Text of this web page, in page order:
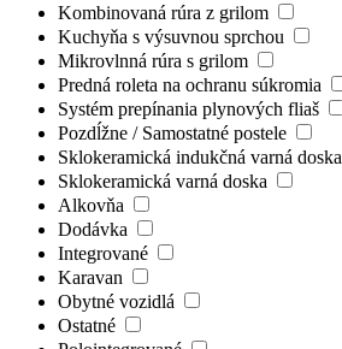
Kombinovaná rúra z grilom
Kuchyňa s výsuvnou sprchou
Mikrovlnná rúra s grilom
Predná roleta na ochranu súkromia
Systém prepínania plynových fliaš
Pozdĺžne / Samostatné postele
Sklokeramická indukčná varná doska
Sklokeramická varná doska
Alkovňa
Dodávka
Integrované
Karavan
Obytné vozidlá
Ostatné